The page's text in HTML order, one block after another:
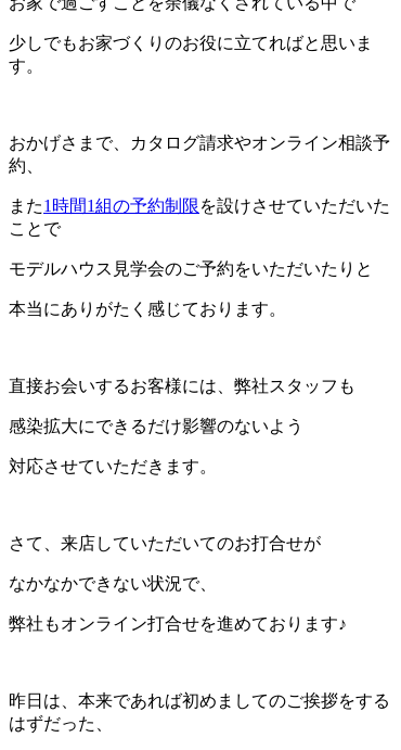
少しでもお家づくりのお役に立てればと思いま
す。
おかげさまで、カタログ請求やオンライン相談予
約、
また1時間1組の予約制限を設けさせていただいた
ことで
モデルハウス見学会のご予約をいただいたりと
本当にありがたく感じております。
直接お会いするお客様には、弊社スタッフも
感染拡大にできるだけ影響のないよう
対応させていただきます。
さて、来店していただいてのお打合せが
なかなかできない状況で、
弊社もオンライン打合せを進めております♪
昨日は、本来であれば初めましてのご挨拶をする
はずだった、